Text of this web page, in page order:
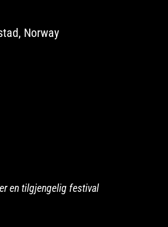
Norway
en tilgjengelig festival